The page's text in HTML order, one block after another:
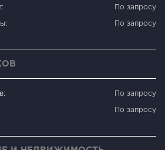
По запросу
По запросу
По запросу
По запросу